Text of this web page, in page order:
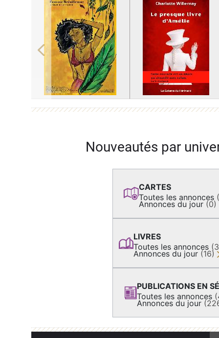
Previous
Nouveautés par
CARTES
Toutes les annonces
Annonces du jour (0)
LIVRES
Toutes les annonces
Annonces du jour (16)
PUBLICATIONS EN
Toutes les annonces
Annonces du jour